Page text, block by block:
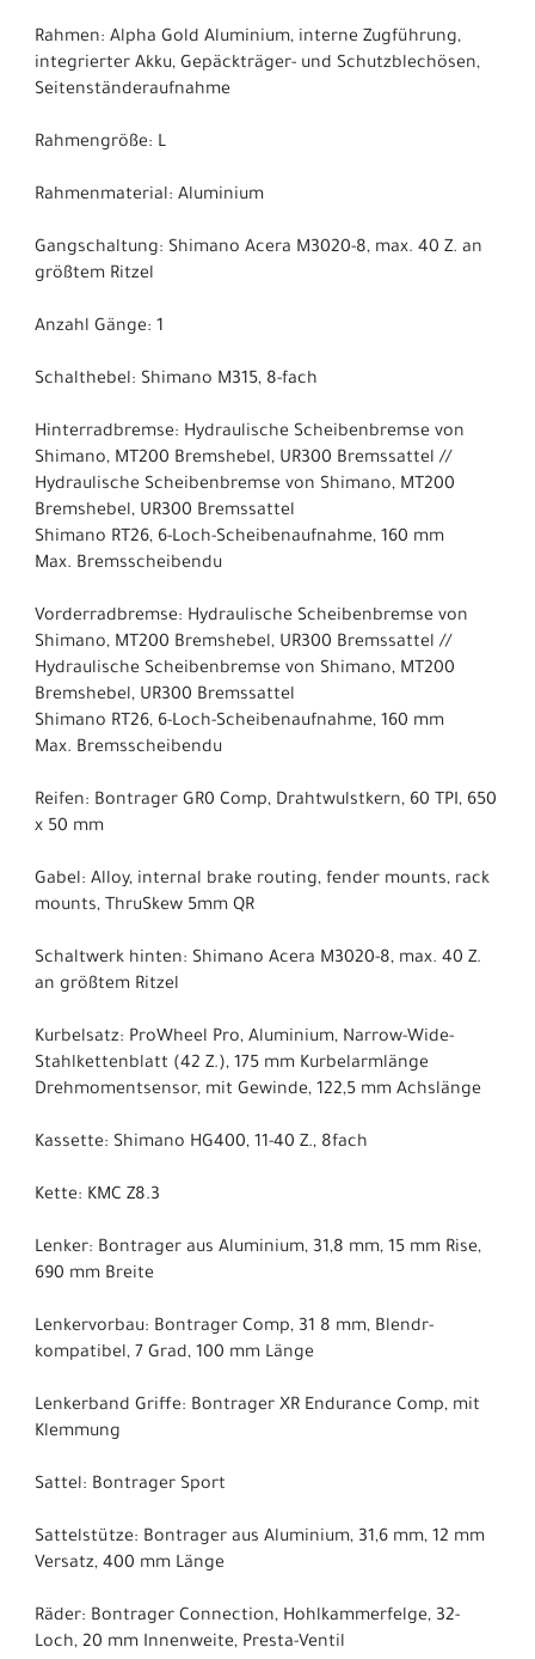
Rahmen: Alpha Gold Aluminium, interne Zugführung,
integrierter Akku, Gepäckträger- und Schutzblechösen,
Seitenständeraufnahme
Rahmengröße: L
Rahmenmaterial: Aluminium
Gangschaltung: Shimano Acera M3020-8, max. 40 Z. an
größtem Ritzel
Anzahl Gänge: 1
Schalthebel: Shimano M315, 8-fach
Hinterradbremse: Hydraulische Scheibenbremse von
Shimano, MT200 Bremshebel, UR300 Bremssattel //
Hydraulische Scheibenbremse von Shimano, MT200
Bremshebel, UR300 Bremssattel
Shimano RT26, 6-Loch-Scheibenaufnahme, 160 mm
Max. Bremsscheibendu
Vorderradbremse: Hydraulische Scheibenbremse von
Shimano, MT200 Bremshebel, UR300 Bremssattel //
Hydraulische Scheibenbremse von Shimano, MT200
Bremshebel, UR300 Bremssattel
Shimano RT26, 6-Loch-Scheibenaufnahme, 160 mm
Max. Bremsscheibendu
Reifen: Bontrager GR0 Comp, Drahtwulstkern, 60 TPI, 650
x 50 mm
Gabel: Alloy, internal brake routing, fender mounts, rack
mounts, ThruSkew 5mm QR
Schaltwerk hinten: Shimano Acera M3020-8, max. 40 Z.
an größtem Ritzel
Kurbelsatz: ProWheel Pro, Aluminium, Narrow-Wide-
Stahlkettenblatt (42 Z.), 175 mm Kurbelarmlänge
Drehmomentsensor, mit Gewinde, 122,5 mm Achslänge
Kassette: Shimano HG400, 11-40 Z., 8fach
Kette: KMC Z8.3
Lenker: Bontrager aus Aluminium, 31,8 mm, 15 mm Rise,
690 mm Breite
Lenkervorbau: Bontrager Comp, 31 8 mm, Blendr-
kompatibel, 7 Grad, 100 mm Länge
Lenkerband Griffe: Bontrager XR Endurance Comp, mit
Klemmung
Sattel: Bontrager Sport
Sattelstütze: Bontrager aus Aluminium, 31,6 mm, 12 mm
Versatz, 400 mm Länge
Räder: Bontrager Connection, Hohlkammerfelge, 32-
Loch, 20 mm Innenweite, Presta-Ventil